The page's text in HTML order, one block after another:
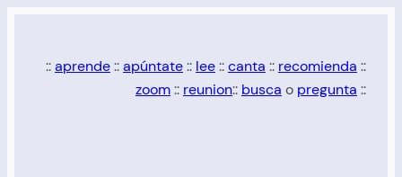
contenido
::aprende::apúntate:: lee::canta :: recomienda ::
zoom:: reunion:: busca o pregunta ::